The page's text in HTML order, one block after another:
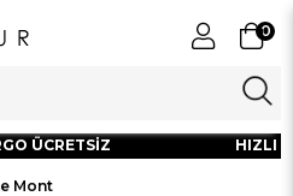
0
ÜCRETSİZ HIZLI
Mont